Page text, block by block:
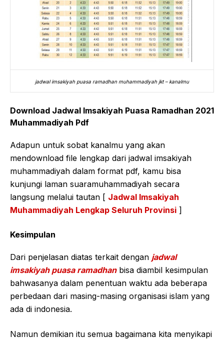
jadwal imsakiyah puasa ramadhan muhammadiyah jkt – kanalmu
Download Jadwal Imsakiyah Puasa Ramadhan 2021
Muhammadiyah Pdf
Adapun untuk sobat kanalmu yang akan
mendownload file lengkap dari jadwal imsakiyah
muhammadiyah dalam format pdf, kamu bisa
kunjungi laman suaramuhammadiyah secara
langsung melalui tautan [ Jadwal Imsakiyah
Muhammadiyah Lengkap Seluruh Provinsi ]
Kesimpulan
Dari penjelasan diatas terkait dengan jadwal
imsakiyah puasa ramadhanbisa diambil kesimpulan
bahwasanya dalam penentuan waktu ada beberapa
perbedaan dari masing-masing organisasi islam yang
ada di indonesia.
Namun demikian itu semua bagaimana kita menyikapi